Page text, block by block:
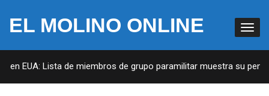
EL MOLINO ONLINE
EUA: Lista de miembros de grupo paramilitar muestra su